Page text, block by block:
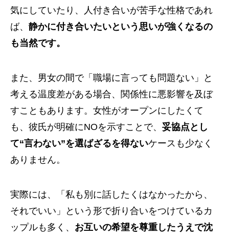
気にしていたり、人付き合いが苦手な性格であれ
ば、 静かに付き合いたいという思いが強くなるの
も当然です。
また、男女の間で「職場に言っても問題ない」と
考える温度差がある場合、関係性に悪影響を及ぼ
すこともあります。女性がオープンにしたくて
も、彼氏が明確にNOを示すことで、 妥協点とし
て“言わない”を選ばざるを得ないケースも少なく
ありません。
実際には、「私も別に話したくはなかったから、
それでいい」という形で折り合いをつけているカ
ップルも多く、 お互いの希望を尊重したうえで沈